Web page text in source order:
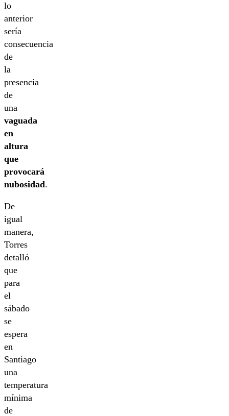
lo
anterior
sería
consecuencia
de
la
presencia
de
una
vaguada
en
altura
que
provocará
nubosidad.
De
igual
manera,
Torres
detalló
que
para
el
sábado
se
espera
en
Santiago
una
temperatura
mínima
de